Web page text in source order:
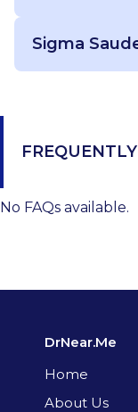
Sigma
No FAQs available.
DrNear.Me
Home
About Us